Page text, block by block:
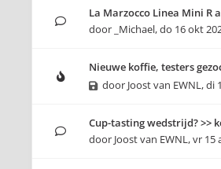
La Marzocco Linea Mini R
door _Michael,do 16 okt
Nieuwe koffie, testers
door Joost van EWNL,di
Cup-tasting wedstrijd? >>
door Joost van EWNL,vr 15